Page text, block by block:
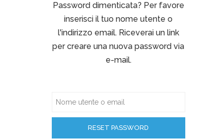
Password dimenticata? Per favore
inserisci il tuo nome utente o
l'indirizzo email. Riceverai un link
per creare una nuova password via
e-mail.